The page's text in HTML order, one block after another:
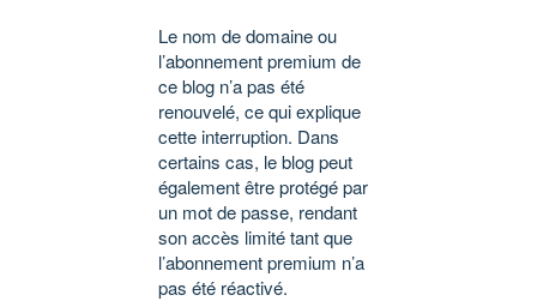
Le nom de domaine ou
l’abonnement premium de
ce blog n’a pas été
renouvelé, ce qui explique
cette interruption. Dans
certains cas, le blog peut
également être protégé par
un mot de passe, rendant
son accès limité tant que
l’abonnement premium n’a
pas été réactivé.